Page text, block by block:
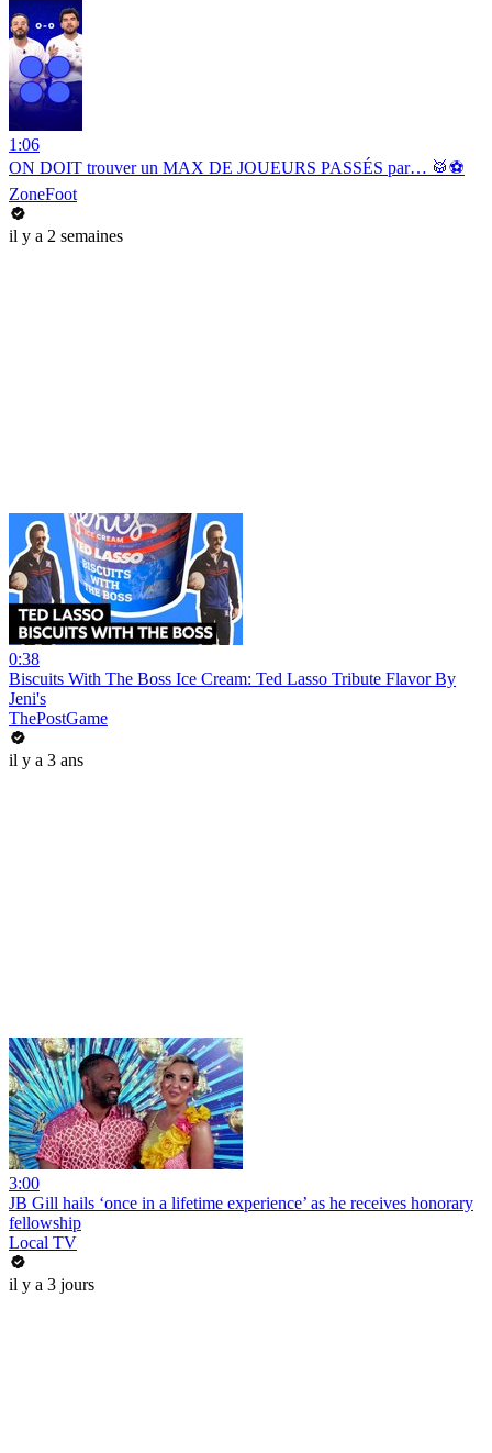
1:06
ON DOIT trouver un MAX DE JOUEURS PASSÉS par… 🥁⚽️
ZoneFoot
il y a 2 semaines
0:38
Biscuits With The Boss Ice Cream: Ted Lasso Tribute Flavor By
Jeni's
ThePostGame
il y a 3 ans
3:00
JB Gill hails ‘once in a lifetime experience’ as he receives honorary
fellowship
Local TV
il y a 3 jours